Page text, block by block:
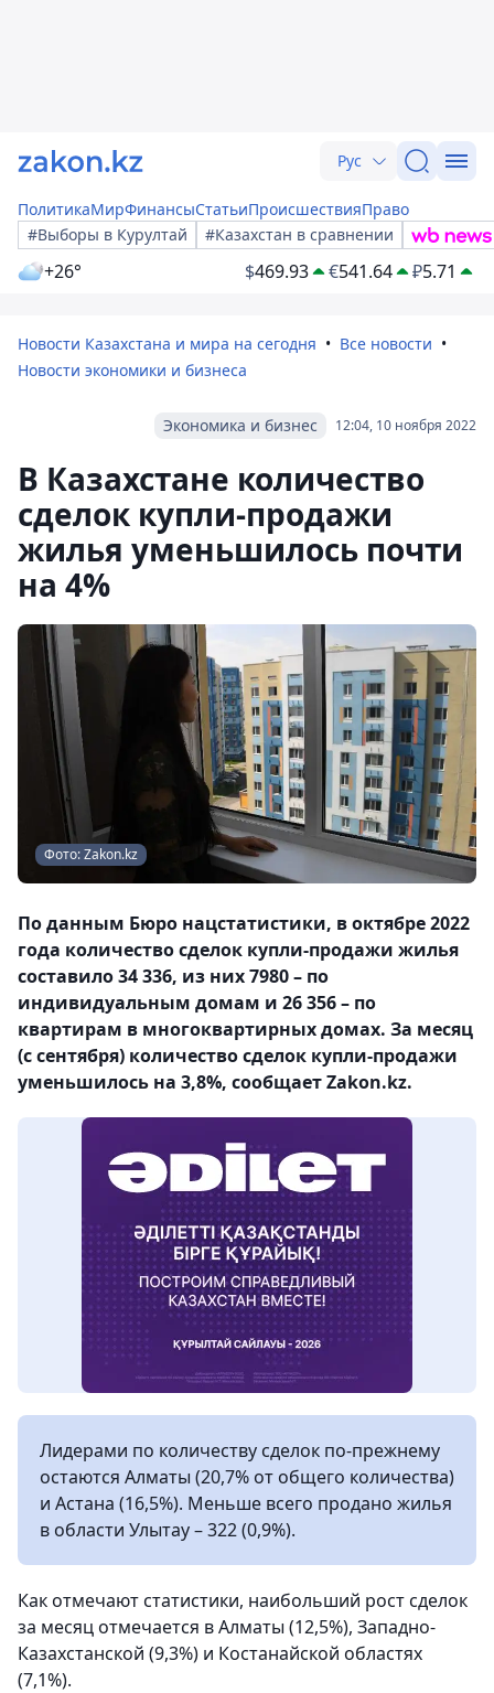
Рус
ПолитикаМирФинансыСтатьиПроисшествияПраво
#Выборы в Курултай
#Казахстан в сравнении
+26° $469.93 €541.64 ₽5.71
Новости Казахстана и мира на сегодня
Все новости
Новости экономики и бизнеса
12:04, 10 ноября 2022
Экономика и бизнес
В Казахстане количество
сделок купли-продажи
жилья уменьшилось почти
на 4%
Фото: Zakon.kz
По данным Бюро нацстатистики, в октябре 2022
года количество сделок купли-продажи жилья
составило 34 336, из них 7980 – по
индивидуальным домам и 26 356 – по
квартирам в многоквартирных домах. За месяц
(с сентября) количество сделок купли-продажи
уменьшилось на 3,8%, сообщает Zakon.kz.
Лидерами по количеству сделок по-прежнему
остаются Алматы (20,7% от общего количества)
и Астана (16,5%). Меньше всего продано жилья
в области Улытау – 322 (0,9%).
Как отмечают статистики, наибольший рост сделок
за месяц отмечается в Алматы (12,5%), Западно-
Казахстанской (9,3%) и Костанайской областях
(7,1%).